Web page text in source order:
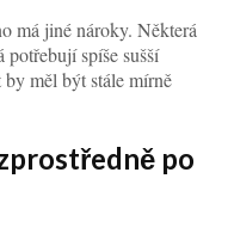
má jiné nároky. Některá
spíše sušší
by měl být stále mírně
po